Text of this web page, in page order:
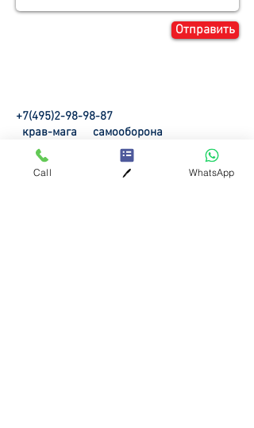
Отправить
+7(495)2-98-98-87
крав-мага
самооборона
© 2008 - 2026 Москва, Россия
Call 🖊️ WhatsApp